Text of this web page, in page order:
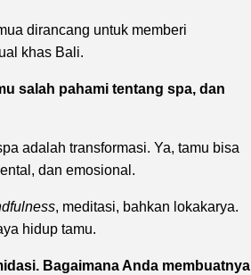
dirancang untuk memberi
khas Bali.
salah pahami tentang spa, dan
adalah transformasi. Ya, tamu bisa
dan emosional.
, meditasi, bahkan lokakarya.
hidup tamu.
Bagaimana Anda membuatnya